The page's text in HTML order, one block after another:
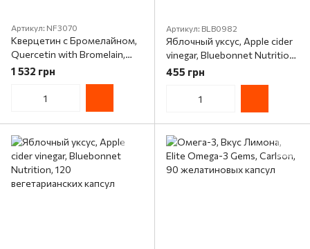
Артикул: NF3070
Кверцетин с Бромелайном,
Quercetin with Bromelain,
Now Foods, 120
вегетарианских капсул
1 532 грн
Артикул: BLB0982
Яблочный уксус, Apple cider
vinegar, Bluebonnet Nutrition,
60 вегетарианских капсул
455 грн